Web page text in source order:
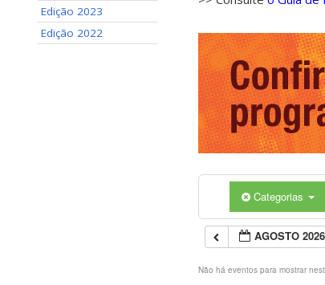
Edição 2023
Edição 2022
Categorias
AGOSTO 2026
Não há eventos para mostrar